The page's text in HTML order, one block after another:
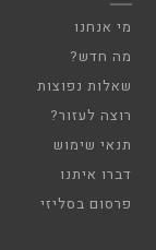
מי אנחנו
מה חדש?
שאלות נפוצות
רוצה לעזור?
תנאי שימוש
דברו איתנו
פרסום בסליזי